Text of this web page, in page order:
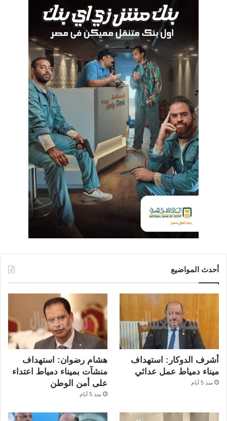
أحدث المواضيع
أشرف الدوكار: استهداف
ميناء دمياط عمل عدائي
منذ 5 أيام
هشام رضوان: استهداف
منشآت بميناء دمياط اعتداء
على أمن الوطن
منذ 5 أيام